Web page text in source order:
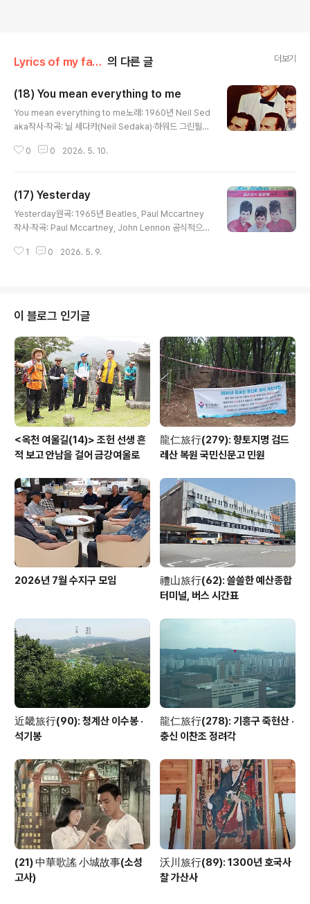
Lyrics of my favorite 81 songs 의 다른 글 더보기
(18) You mean everything to me
You mean everything to me노래: 1960년 Neil Sed
aka작사·작곡: 닐 세다카(Neil Sedaka)·하워드 그린필드
cket’을 발표한 다음해 ‘You mean everything to m
니다. 중고교 시절 ‘You Mean Everything to Me, Oh!
Carol, ‘One way ticket’을 따라 부른 젊은 날의 기억도
함께 저물어가는 느낌입니다. 타계 뉴스에 잠시나마 고인
커버가 유명합니다. You are ..
0 0 2026. 5. 10.
(17) Yesterday
Yesterday원곡: 1965년 Beatles, Paul Mccartney
작사·작곡: Paul Mccartney, John Lennon 공식적으로
트니 한 명에 의해 작곡, 기타 연주, 노래가 완성된 비틀즈
인가 송년회에서 한국지사장 Mr. Tom Wright(영국)이
열창할 때 100여명 직원들이 후반부를 함께 부르며 동서
와 세대를 넘어 사랑받는 곡임을 실감했었습니다. Yester
day All my trouble seemed so far awayNow i..
1 0 2026. 5. 9.
이 블로그 인기글
<옥천 여울길(14)> 조헌 선생 흔
적 보고 안남을 걸어 금강여울로
龍仁旅行(279): 향토지명 검드
레산 복원 국민신문고 민원
2026년 7월 수지구 모임
禮山旅行(62): 쓸쓸한 예산종합
터미널, 버스 시간표
近畿旅行(90): 청계산 이수봉 ·
석기봉
龍仁旅行(278): 기흥구 죽현산 ·
충신 이찬조 정려각
(21) 中華歌謠 小城故事(소성
고사)
沃川旅行(89): 1300년 호국사
찰 가산사